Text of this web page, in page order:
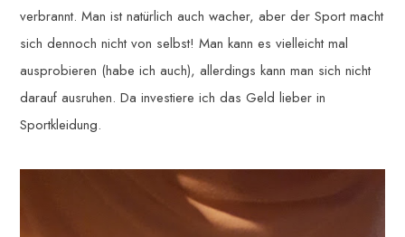
verbrannt. Man ist natürlich auch wacher, aber der Sport macht
sich dennoch nicht von selbst! Man kann es vielleicht mal
ausprobieren (habe ich auch), allerdings kann man sich nicht
darauf ausruhen. Da investiere ich das Geld lieber in
Sportkleidung.